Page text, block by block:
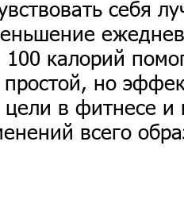
себя
калорий
простой, но
в фитнесе и
всего